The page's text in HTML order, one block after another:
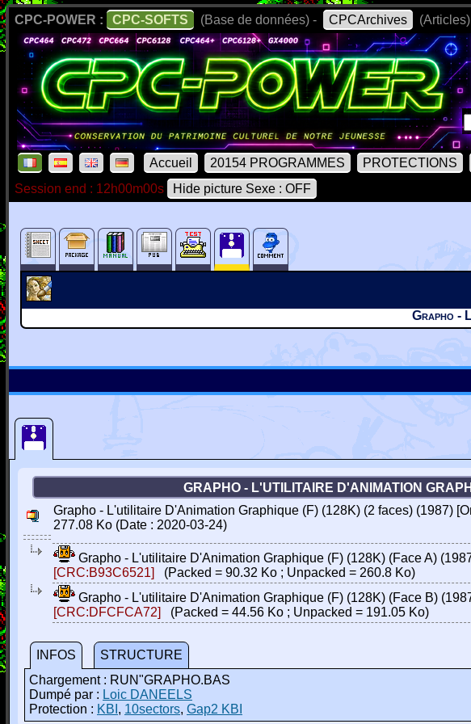
CPC-POWER : CPC-SOFTS (Base de données) - CPCArchives
Accueil 20154 PROGRAMMES PROTECTIONS
Session end : 12h00m00s
Hide picture Sexe : OFF
Grapho -
GRAPHO - L'UTILITAIRE D'ANIMATION
Grapho - L'utilitaire D'Animation Graphique (F) (128K) (2 faces) (1987)
277.08 Ko (Date : 2020-03-24)
Grapho - L'utilitaire D'Animation Graphique (F) (128K) (Face A)
[CRC:B93C6521]
(Packed = 90.32 Ko ; Unpacked = 260.8 Ko)
Grapho - L'utilitaire D'Animation Graphique (F) (128K) (Face B)
[CRC:DFCFCA72]
(Packed = 44.56 Ko ; Unpacked = 191.05 Ko)
INFOS
STRUCTURE
Chargement : RUN"GRAPHO.BAS
Dumpé par : Loic DANEELS
Protection : KBI , 10sectors, Gap2 KBI